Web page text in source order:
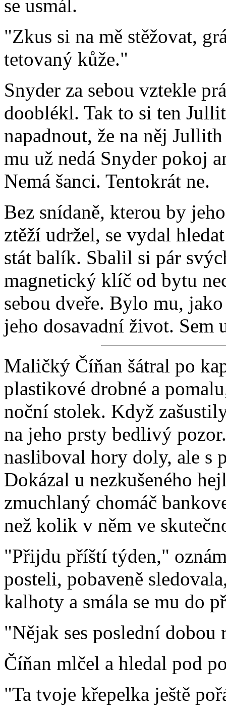
se usmál.
"Zkus si na mě stěžovat,
tetovaný kůže."
Snyder za sebou vztekle
dooblékl. Tak to si ten
napadnout, že na něj
mu už nedá Snyder pokoj
Nemá šanci. Tentokrát ne.
Bez snídaně, kterou by
ztěží udržel, se vydal
stát balík. Sbalil si pár
magnetický klíč od bytu
sebou dveře. Bylo mu,
jeho dosavadní život. Sem
Maličký Číňan šátral po
plastikové drobné a
noční stolek. Když
na jeho prsty bedlivý
nasliboval hory doly, ale s
Dokázal u nezkušeného
zmuchlaný chomáč
než kolik v něm ve
"Přijdu příští týden,"
posteli, pobaveně
kalhoty a smála se mu do
"Nějak ses poslední
Číňan mlčel a hledal pod
"Ta tvoje křepelka ještě